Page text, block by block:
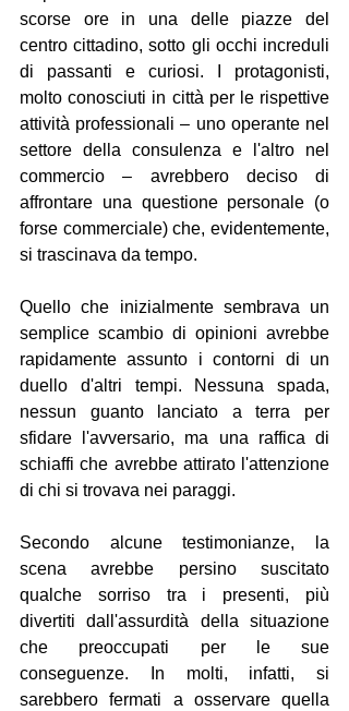
scorse ore in una delle piazze del
centro cittadino, sotto gli occhi increduli
di passanti e curiosi. I protagonisti,
molto conosciuti in città per le rispettive
attività professionali – uno operante nel
settore della consulenza e l'altro nel
commercio – avrebbero deciso di
affrontare una questione personale (o
forse commerciale) che, evidentemente,
si trascinava da tempo.
Quello che inizialmente sembrava un
semplice scambio di opinioni avrebbe
rapidamente assunto i contorni di un
duello d'altri tempi. Nessuna spada,
nessun guanto lanciato a terra per
sfidare l'avversario, ma una raffica di
schiaffi che avrebbe attirato l'attenzione
di chi si trovava nei paraggi.
Secondo alcune testimonianze, la
scena avrebbe persino suscitato
qualche sorriso tra i presenti, più
divertiti dall'assurdità della situazione
che preoccupati per le sue
conseguenze. In molti, infatti, si
sarebbero fermati a osservare quella